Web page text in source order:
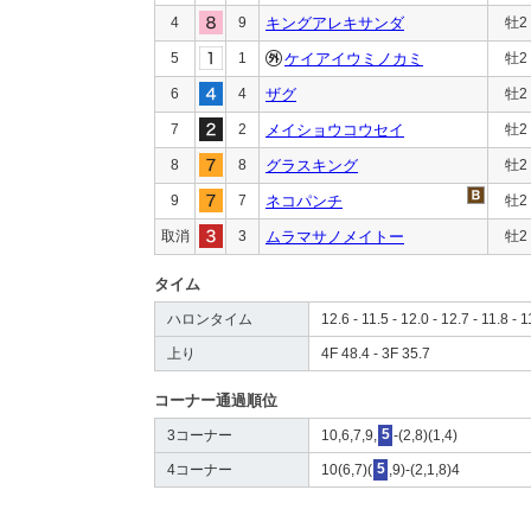
4 9 キングアレキサンダ 牡2
5 1 ケイアイウミノカミ 牡2
6 4 ザグ 牡2
7 2 メイショウコウセイ 牡2
8 8 グラスキング 牡2
9 7 ネコパンチ 牡2
取消 3 ムラマサノメイトー 牡2
タイム
ハロンタイム 12.6 - 11.5 - 12.0 - 12.7 - 11.8 -
上り 4F 48.4 - 3F 35.7
コーナー通過順位
3コーナー 10,6,7,9, 5 -(2,8)(1,4)
4コーナー 10(6,7)( 5 ,9)-(2,1,8)4